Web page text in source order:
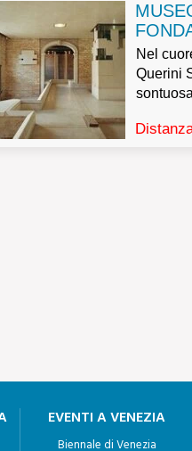
Nel
Querini
EVENTI A VENEZIA
Biennale di Venezia